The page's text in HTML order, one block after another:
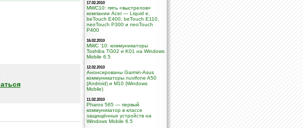
17.02.2010
MWC10: пять «выстрелов»
компании Acer — Liquid e,
beTouch E400, beTouch E110,
neoTouch P300 и neoTouch
P400
16.02.2010
MWC '10: коммуникаторы
Toshiba TG02 и K01 на Windows
Mobile 6.5
12.02.2010
Анонсированы Garmin-Asus
коммуникаторы nuvifone A50
(Android) и M10 (Windows
Mobile)
11.02.2010
Pharos 565 — первый
коммуникатор в класcе
защищённых устройств на
Windows Mobile 6.5